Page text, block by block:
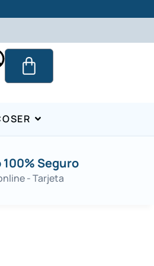
100% Seguro
- Tarjeta